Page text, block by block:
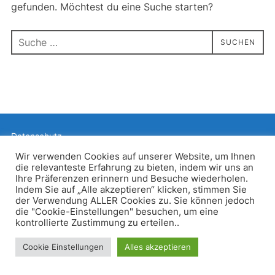
gefunden. Möchtest du eine Suche starten?
Suchen
nach:
SUCHEN
Datenschutz
Inspiro WordPress Theme von WPZOOM
Wir verwenden Cookies auf unserer Website, um Ihnen
die relevanteste Erfahrung zu bieten, indem wir uns an
Ihre Präferenzen erinnern und Besuche wiederholen.
Indem Sie auf „Alle akzeptieren“ klicken, stimmen Sie
der Verwendung ALLER Cookies zu. Sie können jedoch
die "Cookie-Einstellungen" besuchen, um eine
kontrollierte Zustimmung zu erteilen..
Cookie Einstellungen Alles akzeptieren